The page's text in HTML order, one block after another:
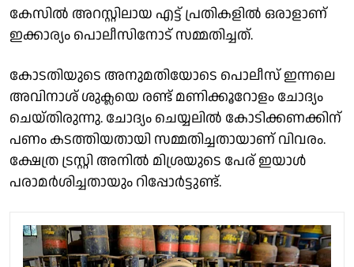
കേസിൽ അറസ്റ്റിലായ എട്ട് പ്രതികളിൽ ഒരാളാണ്
ഇക്കാര്യം പൊലീസിനോട് സമ്മതിച്ചത്.
കോടതിയുടെ അനുമതിയോടെ പൊലീസ് ഇന്നലെ
അവിനാശ് ശുക്ലയെ രണ്ട് മണിക്കൂറോളം ചോദ്യം
ചെയ്തിരുന്നു. ചോദ്യം ചെയ്യലിൽ കോടിക്കണക്കിന്
പണം കടത്തിയതായി സമ്മതിച്ചതായാണ് വിവരം.
ക്ഷേത്ര ട്രസ്റ്റി അനിൽ മിശ്രയുടെ പേര് ഇയാൾ
പരാമർശിച്ചതായും റിപ്പോർട്ടുണ്ട്.